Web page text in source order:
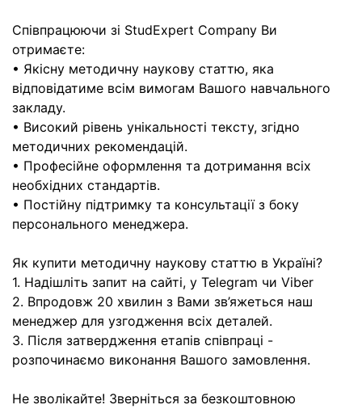
Співпрацюючи зі StudExpert Company Ви
отримаєте:
• Якісну методичну наукову статтю, яка
відповідатиме всім вимогам Вашого навчального
закладу.
• Високий рівень унікальності тексту, згідно
методичних рекомендацій.
• Професійне оформлення та дотримання всіх
необхідних стандартів.
• Постійну підтримку та консультації з боку
персонального менеджера.
Як купити методичну наукову статтю в Україні?
1. Надішліть запит на сайті, у Telegram чи Viber
2. Впродовж 20 хвилин з Вами зв’яжеться наш
менеджер для узгодження всіх деталей.
3. Після затвердження етапів співпраці -
розпочинаємо виконання Вашого замовлення.
Не зволікайте! Зверніться за безкоштовною